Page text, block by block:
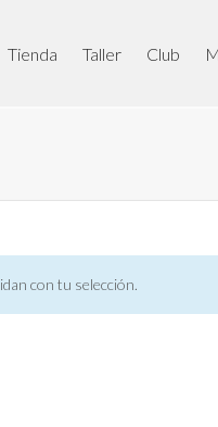
Tienda Taller Club
con tu selección.